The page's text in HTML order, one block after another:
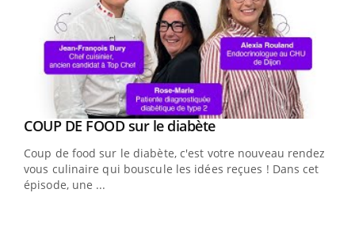
Youtube
COUP DE FOOD sur le diabèteYoutube
Coup de food sur le diabète, c'est votre nouveau rendez-
vous culinaire qui bouscule les idées reçues ! Dans cet
épisode, une ...